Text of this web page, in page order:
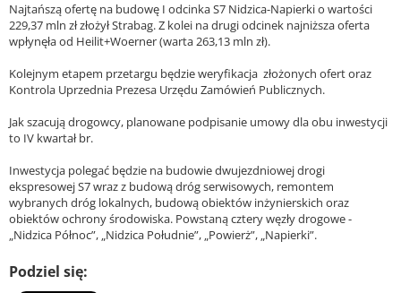
Najtańszą ofertę na budowę I odcinka S7 Nidzica-Napierki o wartości
229,37 mln zł złożył Strabag. Z kolei na drugi odcinek najniższa oferta
wpłynęła od Heilit+Woerner (warta 263,13 mln zł).
Kolejnym etapem przetargu będzie weryfikacja złożonych ofert oraz
Kontrola Uprzednia Prezesa Urzędu Zamówień Publicznych.
Jak szacują drogowcy, planowane podpisanie umowy dla obu inwestycji
to IV kwartał br.
Inwestycja polegać będzie na budowie dwujezdniowej drogi
ekspresowej S7 wraz z budową dróg serwisowych, remontem
wybranych dróg lokalnych, budową obiektów inżynierskich oraz
obiektów ochrony środowiska. Powstaną cztery węzły drogowe -
„Nidzica Północ”, „Nidzica Południe”, „Powierż”, „Napierki”.
Podziel się: